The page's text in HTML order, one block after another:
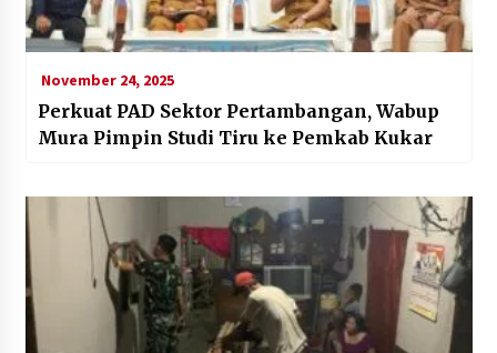
November 24, 2025
Perkuat PAD Sektor Pertambangan, Wabup
Mura Pimpin Studi Tiru ke Pemkab Kukar